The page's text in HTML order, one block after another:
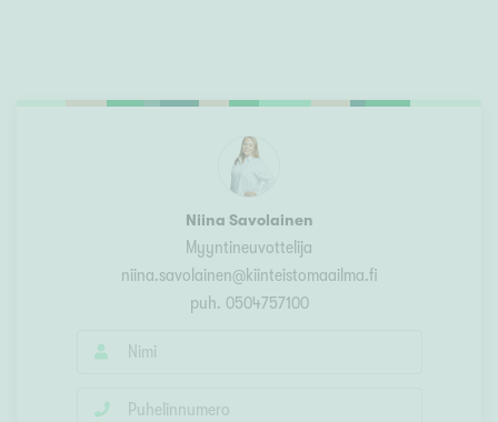
Niina Savolainen
Myyntineuvottelija
niina.savolainen@kiinteistomaailma.fi
puh. 0504757100